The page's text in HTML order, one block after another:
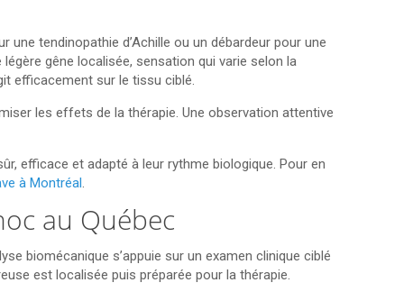
tendinopathie d’Achille ou un débardeur pour une
gêne localisée, sensation qui varie selon la
efficacement sur le tissu ciblé.
les effets de la thérapie. Une observation attentive
efficace et adapté à leur rythme biologique. Pour en
à Montréal.
au Québec
biomécanique s’appuie sur un examen clinique ciblé
est localisée puis préparée pour la thérapie.